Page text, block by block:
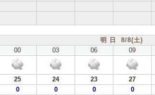
明 日 8/8(土)
00 03 06 09
25 24 23 27
0 0 0 0